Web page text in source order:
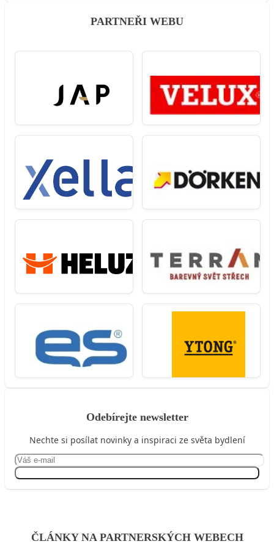
PARTNEŘI WEBU
Odebírejte newsletter
Nechte si posílat novinky a inspiraci ze světa bydlení
ČLÁNKY NA PARTNERSKÝCH WEBECH